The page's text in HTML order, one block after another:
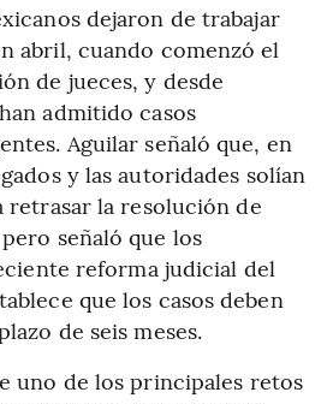
dejaron de trabajar
abril, cuando comenzó el
de jueces, y desde
admitido casos
Aguilar señaló que, en
y las autoridades solían
retrasar la resolución de
señaló que los
reforma judicial del
que los casos deben
de seis meses.
uno de los principales retos